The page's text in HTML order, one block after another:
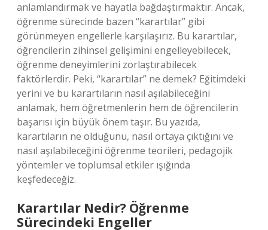
anlamlandırmak ve hayatla bağdaştırmaktır. Ancak,
öğrenme sürecinde bazen “karartılar” gibi
görünmeyen engellerle karşılaşırız. Bu karartılar,
öğrencilerin zihinsel gelişimini engelleyebilecek,
öğrenme deneyimlerini zorlaştırabilecek
faktörlerdir. Peki, “karartılar” ne demek? Eğitimdeki
yerini ve bu karartıların nasıl aşılabileceğini
anlamak, hem öğretmenlerin hem de öğrencilerin
başarısı için büyük önem taşır. Bu yazıda,
karartıların ne olduğunu, nasıl ortaya çıktığını ve
nasıl aşılabileceğini öğrenme teorileri, pedagojik
yöntemler ve toplumsal etkiler ışığında
keşfedeceğiz.
Karartılar Nedir? Öğrenme
Sürecindeki Engeller